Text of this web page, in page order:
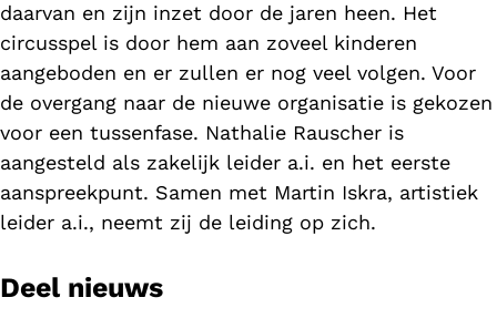
daarvan en zijn inzet door de jaren heen. Het
circusspel is door hem aan zoveel kinderen
aangeboden en er zullen er nog veel volgen. Voor
de overgang naar de nieuwe organisatie is gekozen
voor een tussenfase. Nathalie Rauscher is
aangesteld als zakelijk leider a.i. en het eerste
aanspreekpunt. Samen met Martin Iskra, artistiek
leider a.i., neemt zij de leiding op zich.
Deel nieuws